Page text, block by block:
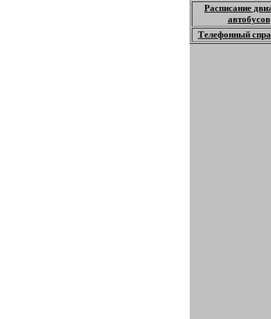
Расписание
автобусов
Телефонный